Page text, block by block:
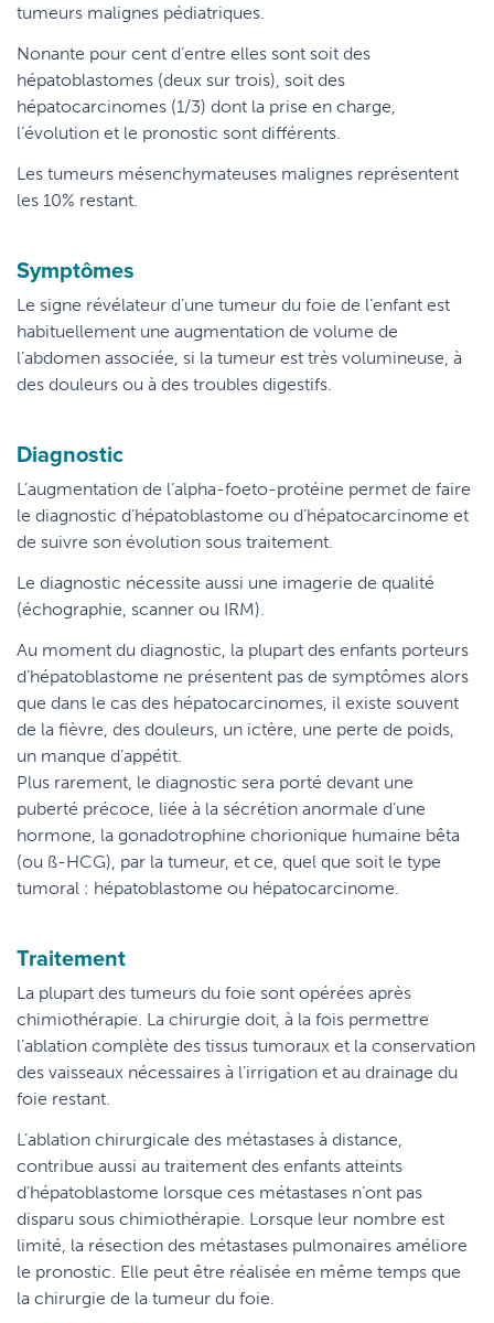
tumeurs malignes pédiatriques.
Nonante pour cent d’entre elles sont soit des
hépatoblastomes (deux sur trois), soit des
hépatocarcinomes (1/3) dont la prise en charge,
l’évolution et le pronostic sont différents.
Les tumeurs mésenchymateuses malignes représentent
les 10% restant.
Symptômes
Le signe révélateur d’une tumeur du foie de l’enfant est
habituellement une augmentation de volume de
l’abdomen associée, si la tumeur est très volumineuse, à
des douleurs ou à des troubles digestifs.
Diagnostic
L’augmentation de l’alpha-foeto-protéine permet de faire
le diagnostic d’hépatoblastome ou d’hépatocarcinome et
de suivre son évolution sous traitement.
Le diagnostic nécessite aussi une imagerie de qualité
(échographie, scanner ou IRM).
Au moment du diagnostic, la plupart des enfants porteurs
d’hépatoblastome ne présentent pas de symptômes alors
que dans le cas des hépatocarcinomes, il existe souvent
de la fièvre, des douleurs, un ictère, une perte de poids,
un manque d’appétit.
Plus rarement, le diagnostic sera porté devant une
puberté précoce, liée à la sécrétion anormale d‘une
hormone, la gonadotrophine chorionique humaine bêta
(ou ß-HCG), par la tumeur, et ce, quel que soit le type
tumoral : hépatoblastome ou hépatocarcinome.
Traitement
La plupart des tumeurs du foie sont opérées après
chimiothérapie. La chirurgie doit, à la fois permettre
l’ablation complète des tissus tumoraux et la conservation
des vaisseaux nécessaires à l’irrigation et au drainage du
foie restant.
L’ablation chirurgicale des métastases à distance,
contribue aussi au traitement des enfants atteints
d’hépatoblastome lorsque ces métastases n’ont pas
disparu sous chimiothérapie. Lorsque leur nombre est
limité, la résection des métastases pulmonaires améliore
le pronostic. Elle peut être réalisée en même temps que
la chirurgie de la tumeur du foie.